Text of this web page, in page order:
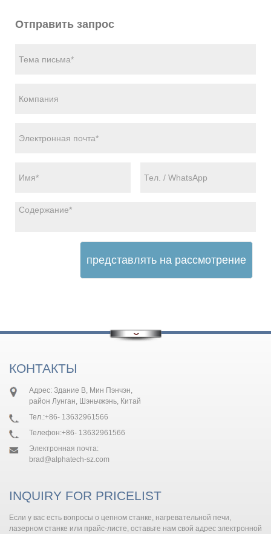
Отправить запрос
представлять на рассмотрение
КОНТАКТЫ
Адрес: Здание B, Мин Пэнчэн,
район Лунган, Шэньчжэнь, Китай
Тел.:+86- 13632961566
Телефон:+86- 13632961566
Электронная почта:
brad@alphatech-sz.com
INQUIRY FOR PRICELIST
Если у вас есть вопросы о цепном станке, нагревательной печи,
лазерном станке или прайс-листе, оставьте нам свой адрес электронной